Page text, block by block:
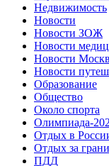
Недвижимость
Новости
Новости ЗОЖ
Новости
Новости
Новости
Образование
Общество
Около спорта
Олимпиада-
Отдых в
Отдых за
ПДД